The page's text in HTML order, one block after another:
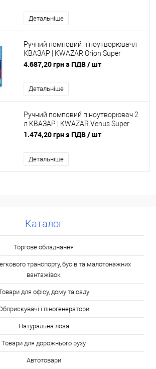
Детальніше
Ручний помповий піноутворювачл
КВАЗАР | KWAZAR Orion Super
Foamer HD acid line
4.687,20 грн з ПДВ/ шт
Детальніше
Ручний помповий піноутворювач 2
л КВАЗАР | KWAZAR Venus Super
Foamer HD acid line Box
1.474,20 грн з ПДВ/ шт
Детальніше
Каталог
Торгове обладнання
транспорту, бусів та малотонажних
вантажівок
для офісу, дому та саду
і піногенератори
Натуральна лоза
Товари для дорожнього руху
Автотовари